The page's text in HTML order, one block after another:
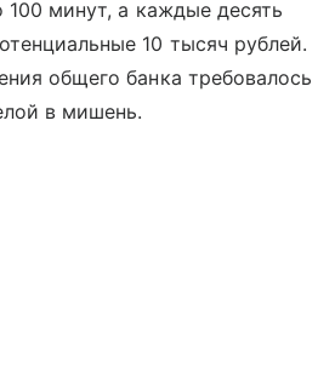
100 минут, а каждые десять
10 тысяч рублей.
общего банка требовалось
в мишень.